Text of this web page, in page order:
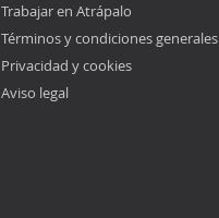
Trabajar en Atrápalo
Términos y condiciones generales
Privacidad y cookies
Aviso legal